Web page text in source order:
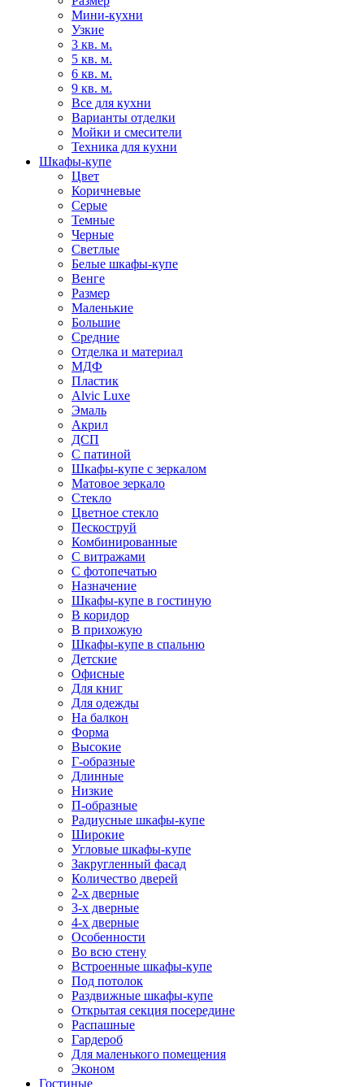
Мини-кухни
Узкие
3 кв. м.
5 кв. м.
6 кв. м.
9 кв. м.
Все для кухни
Варианты отделки
Мойки и смесители
Техника для кухни
Шкафы-купе
Цвет
Коричневые
Серые
Темные
Черные
Светлые
Белые шкафы-купе
Венге
Размер
Маленькие
Большие
Средние
Отделка и материал
МДФ
Пластик
Alvic Luxe
Эмаль
Акрил
ДСП
С патиной
Шкафы-купе с зеркалом
Матовое зеркало
Стекло
Цветное стекло
Пескоструй
Комбинированные
С витражами
С фотопечатью
Назначение
Шкафы-купе в гостиную
В коридор
В прихожую
Шкафы-купе в спальню
Детские
Офисные
Для книг
Для одежды
На балкон
Форма
Высокие
Г-образные
Длинные
Низкие
П-образные
Радиусные шкафы-купе
Широкие
Угловые шкафы-купе
Закругленный фасад
Количество дверей
2-х дверные
3-х дверные
4-х дверные
Особенности
Во всю стену
Встроенные шкафы-купе
Под потолок
Раздвижные шкафы-купе
Открытая секция посередине
Распашные
Гардероб
Для маленького помещения
Эконом
Гостиные